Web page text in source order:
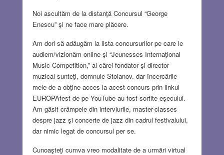
Noi ascultăm de la distanţă Concursul “George
Enescu” şi ne face mare plăcere.
Am dori să adăugăm la lista concursurilor pe care le
audiem/vizionăm online şi “Jeunesses Internaţional
Music Competition,” al cărei fondator şi director
muzical sunteţi, domnule Stoianov. dar încercările
mele de a obţine acces la acest concurs prin linkul
EUROPAfest de pe YouTube au fost sortite eşecului.
Am găsit crâmpeie din interviurile, master-classes
despre jazz şi concerte de jazz din cadrul festivalului,
dar nimic legat de concursul per se.
Cunoaşteţi cumva vreo modalitate de a urmări virtual